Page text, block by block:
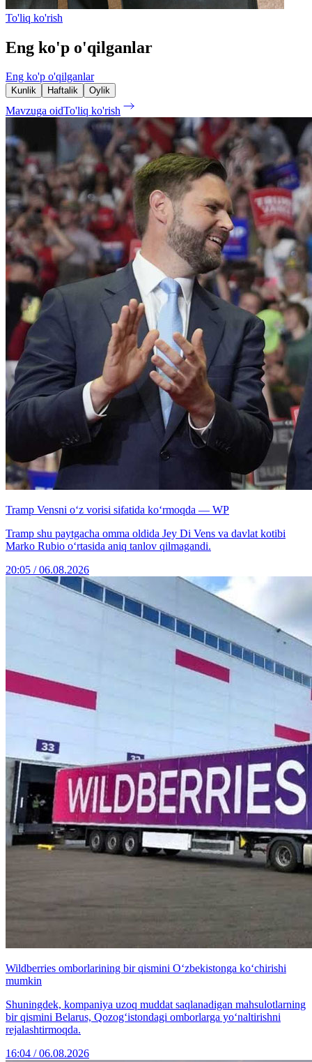
To'liq ko'rish
Eng ko'p o'qilganlar
Eng ko'p o'qilganlar
Kunlik Haftalik Oylik
Mavzuga oidTo'liq ko'rish
Tramp Vensni o‘z vorisi sifatida ko‘rmoqda — WP
Tramp shu paytgacha omma oldida Jey Di Vens va davlat kotibi
Marko Rubio o‘rtasida aniq tanlov qilmagandi.
20:05 / 06.08.2026
Wildberries omborlarining bir qismini O‘zbekistonga ko‘chirishi
mumkin
Shuningdek, kompaniya uzoq muddat saqlanadigan mahsulotlarning
bir qismini Belarus, Qozog‘istondagi omborlarga yo‘naltirishni
rejalashtirmoqda.
16:04 / 06.08.2026